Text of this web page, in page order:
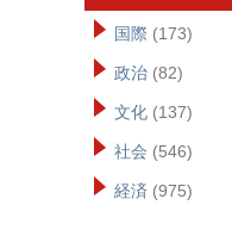
国際 (173)
政治 (82)
文化 (137)
社会 (546)
経済 (975)